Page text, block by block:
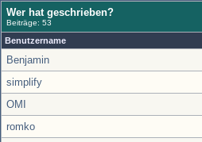
Wer hat geschrieben?
Beiträge: 53
Benutzername
Benjamin
simplify
OMI
romko